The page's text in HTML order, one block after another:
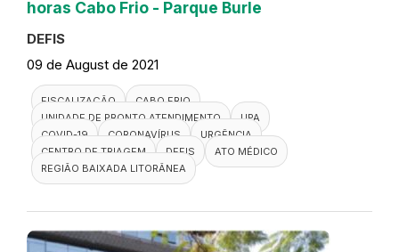
horas Cabo Frio - Parque Burle
DEFIS
09 de August de 2021
FISCALIZAÇÃO
CABO FRIO
UNIDADE DE PRONTO ATENDIMENTO
UPA
COVID-19
CORONAVÍRUS
URGÊNCIA
CENTRO DE TRIAGEM
DEFIS
ATO MÉDICO
REGIÃO BAIXADA LITORÂNEA